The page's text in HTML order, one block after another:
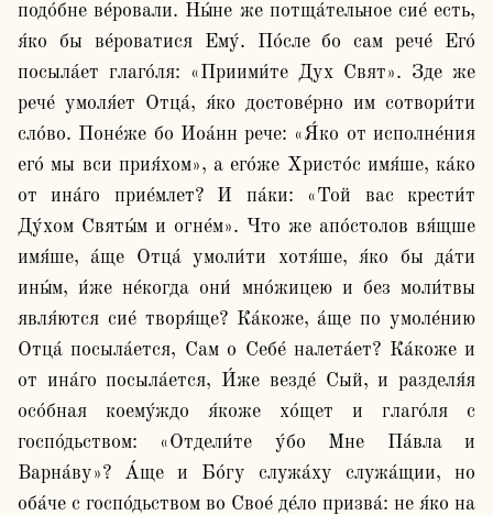
подо́бне ве́ровали. Ны́не же потща́тельное сие́ есть,
я́ко бы ве́роватися Ему́. По́сле бо сам рече́ Его́
посыла́ет глаго́ля: «Приими́те Дух Свят». Зде же
рече́ умоля́ет Отца́, я́ко достове́рно им сотвори́ти
сло́во. Поне́же бо Иоа́нн рече: «Я́ко от исполне́ния
его́ мы вси прия́хом», а его́же Христо́с имя́ше, ка́ко
от ина́го прие́млет? И па́ки: «Той вас крести́т
Ду́хом Святы́м и огне́м». Что же апо́столов вя́щше
имя́ше, а́ще Отца́ умоли́ти хотя́ше, я́ко бы да́ти
ины́м, и́же не́когда они́ мно́жицею и без моли́твы
явля́ются сие́ творя́ще? Ка́коже, а́ще по умоле́нию
Отца́ посыла́ется, Сам о Себе́ налета́ет? Ка́коже и
от ина́го посыла́ется, И́же везде́ Сый, и разделя́я
осо́бная коему́ждо я́коже хо́щет и глаго́ля с
госпо́дьством: «Отдели́те у́бо Мне Па́вла и
Варна́ву»? А́ще и Бо́гу служа́ху служа́щии, но
оба́че с госпо́дьством во Свое́ де́ло призва́: не я́ко на